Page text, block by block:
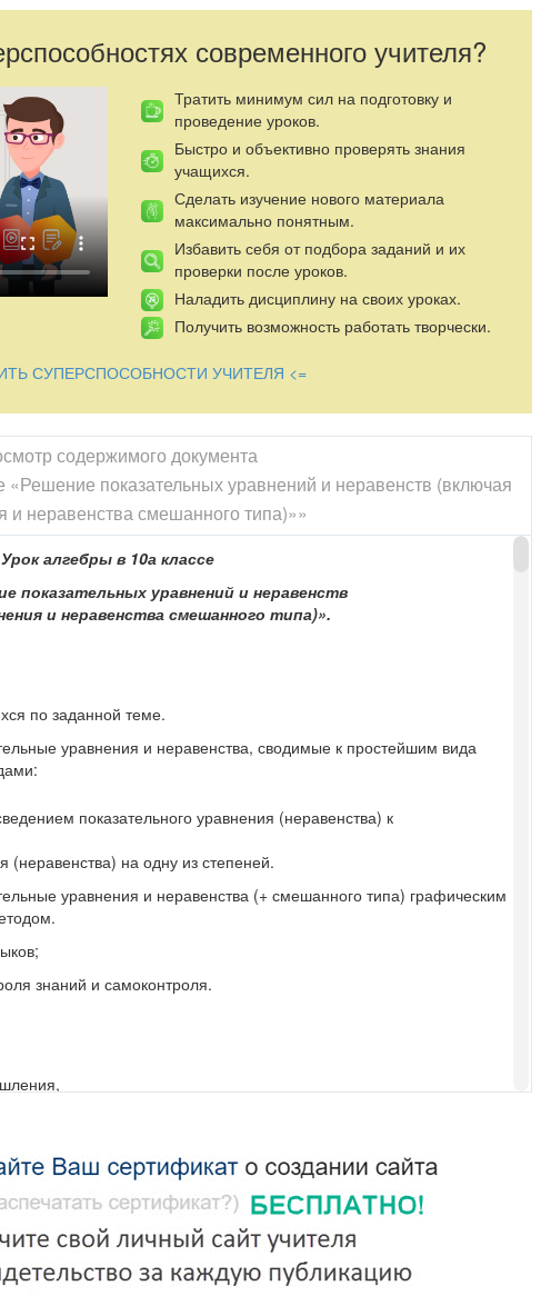
современного учителя?
Тратить минимум сил на подготовку и
проведение уроков.
Быстро и объективно проверять знания
учащихся.
Сделать изучение нового материала
максимально понятным.
Избавить себя от подбора заданий и их
проверки после уроков.
Наладить дисциплину на своих уроках.
Получить возможность работать творчески.
СУПЕРСПОСОБНОСТИ УЧИТЕЛЯ <=
содержимого документа
«Решение показательных уравнений и неравенств (включая
и неравенства смешанного типа)»»
Урок алгебры в 10а классе
показательных уравнений и неравенств
и неравенства смешанного типа)».
по заданной теме.
уравнения и неравенства, сводимые к простейшим вида
показательного уравнения (неравенства) к
(неравенства) на одну из степеней.
уравнения и неравенства (+ смешанного типа) графическим
знаний и самоконтроля.
конкретизации,
к самообразованию, способствовать развитию